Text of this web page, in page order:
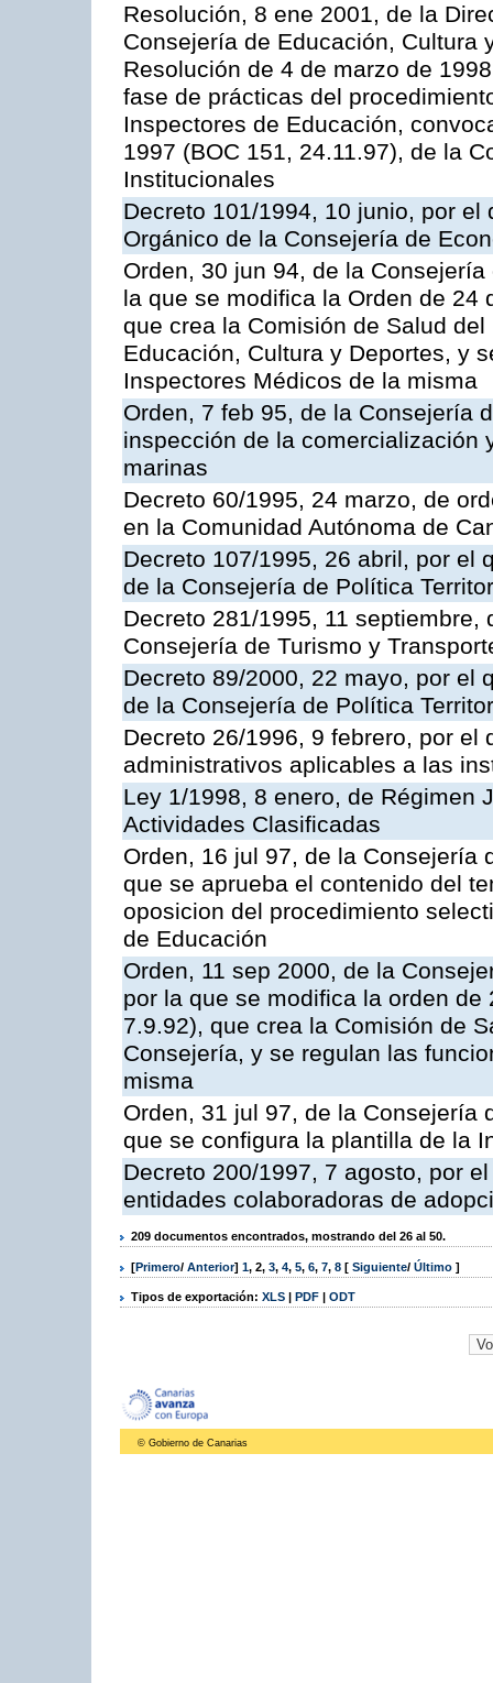
Resolución, 8 ene 2001, de la
Consejería de Educación, Cultura
Resolución de 4 de marzo de
fase de prácticas del
Inspectores de Educación,
1997 (BOC 151, 24.11.97), de la
Institucionales
Decreto 101/1994, 10 junio, por
Orgánico de la Consejería de
Orden, 30 jun 94, de la
la que se modifica la Orden de 24
que crea la Comisión de Salud
Educación, Cultura y Deportes, y
Inspectores Médicos de la misma
Orden, 7 feb 95, de la Consejería
inspección de la comercialización
marinas
Decreto 60/1995, 24 marzo, de
en la Comunidad Autónoma de
Decreto 107/1995, 26 abril, por el
de la Consejería de Política
Decreto 281/1995, 11
Consejería de Turismo y
Decreto 89/2000, 22 mayo, por el
de la Consejería de Política
Decreto 26/1996, 9 febrero, por
administrativos aplicables a las
Ley 1/1998, 8 enero, de Régimen
Actividades Clasificadas
Orden, 16 jul 97, de la Consejería
que se aprueba el contenido del
oposicion del procedimiento
de Educación
Orden, 11 sep 2000, de la
por la que se modifica la orden
7.9.92), que crea la Comisión de
Consejería, y se regulan las
misma
Orden, 31 jul 97, de la Consejería
que se configura la plantilla de la
Decreto 200/1997, 7 agosto, por
entidades colaboradoras de
209 documentos encontrados, mostrando del 26 al 50.
[Primero/ Anterior] 1, 2, 3, 4, 5, 6, 7, 8 [ Siguiente/ Último ]
Tipos de exportación: XLS | PDF | ODT
© Gobierno de Canarias